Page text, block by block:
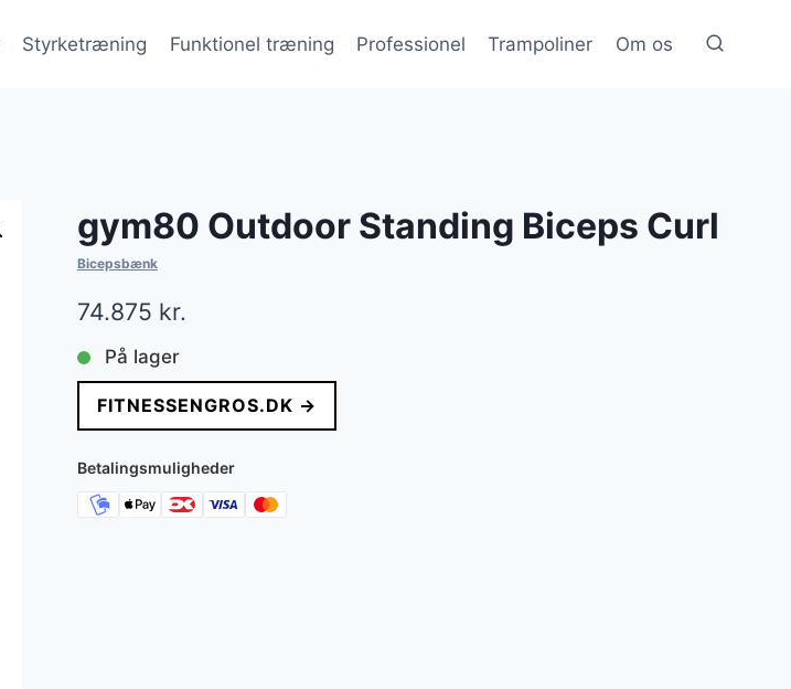
Styrketræning Funktionel træning Professionel Trampoliner Om os
gym80 Outdoor Standing Biceps Curl
Bicepsbænk
74.875 kr.
På lager
FITNESSENGROS.DK →
Betalingsmuligheder